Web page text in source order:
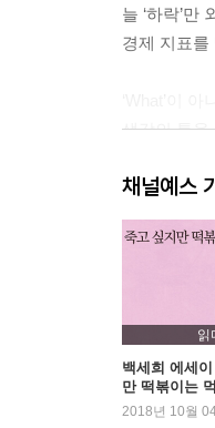
늘 ‘하락’만
경제 지표
생각의 틀을
당신이 해야
첫째, 당신
진화할까?
일단 집 한
지금까지
절대 손해
채널예스
읽
백세희 에세
만 떡볶이는
위 등극
2018년 10월